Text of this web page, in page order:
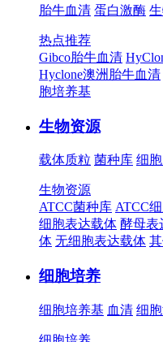
胎牛血清 蛋白激酶
热点推荐
Gibco胎牛血清
Hyclone澳洲胎牛血清
胞培养基
生物资源
载体质粒 菌种库 细
生物资源
ATCC菌种库 ATCC
细胞表达载体 酵母表
体 无细胞表达载体
细胞培养
细胞培养基 血清 细